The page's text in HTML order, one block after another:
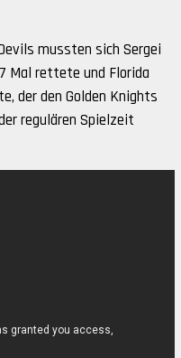
mussten sich Sergei
Mal rettete und Florida
der den Golden Knights
regulären Spielzeit